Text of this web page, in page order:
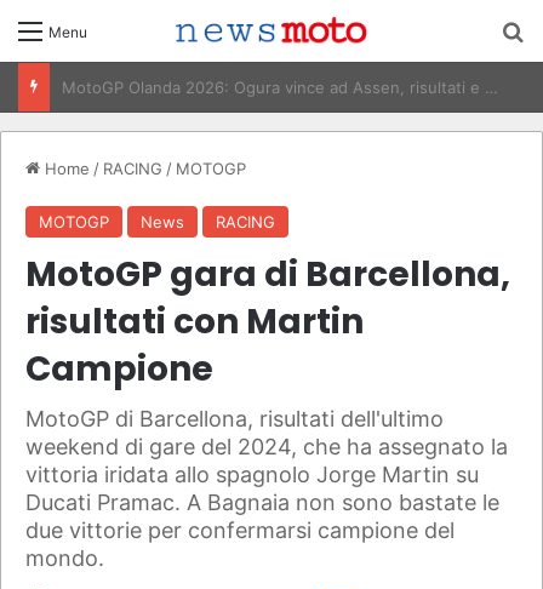
Menu
Classifiche MotoGP 2026: Piloti, Costruttori e Mondiale
Home / RACING / MOTOGP
MOTOGP News RACING
MotoGP gara di Barcellona,
risultati con Martin
Campione
MotoGP di Barcellona, risultati dell'ultimo
weekend di gare del 2024, che ha assegnato la
vittoria iridata allo spagnolo Jorge Martin su
Ducati Pramac. A Bagnaia non sono bastate le
due vittorie per confermarsi campione del
mondo.